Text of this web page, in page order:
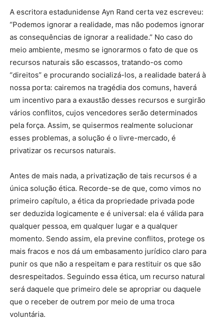
A escritora estadunidense Ayn Rand certa vez escreveu:
“Podemos ignorar a realidade, mas não podemos ignorar
as consequências de ignorar a realidade.” No caso do
meio ambiente, mesmo se ignorarmos o fato de que os
recursos naturais são escassos, tratando-os como
“direitos” e procurando socializá-los, a realidade baterá à
nossa porta: cairemos na tragédia dos comuns, haverá
um incentivo para a exaustão desses recursos e surgirão
vários conflitos, cujos vencedores serão determinados
pela força. Assim, se quisermos realmente solucionar
esses problemas, a solução é o livre-mercado, é
privatizar os recursos naturais.
Antes de mais nada, a privatização de tais recursos é a
única solução ética. Recorde-se de que, como vimos no
primeiro capítulo, a ética da propriedade privada pode
ser deduzida logicamente e é universal: ela é válida para
qualquer pessoa, em qualquer lugar e a qualquer
momento. Sendo assim, ela previne conflitos, protege os
mais fracos e nos dá um embasamento jurídico claro para
punir os que não a respeitam e para restituir os que são
desrespeitados. Seguindo essa ética, um recurso natural
será daquele que primeiro dele se apropriar ou daquele
que o receber de outrem por meio de uma troca
voluntária.